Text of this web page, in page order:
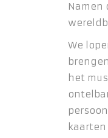
Namen
We
het